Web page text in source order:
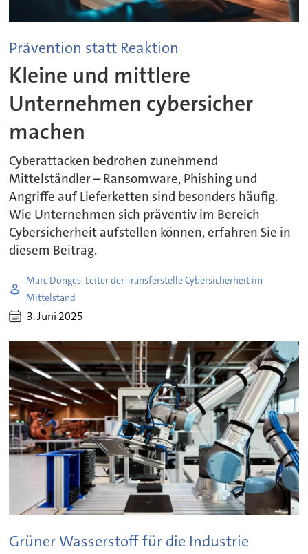
Prävention statt Reaktion
Kleine und mittlere
Unternehmen cybersicher
machen
Cyberattacken bedrohen zunehmend
Mittelständler – Ransomware, Phishing und
Angriffe auf Lieferketten sind besonders häufig.
Wie Unternehmen sich präventiv im Bereich
Cybersicherheit aufstellen können, erfahren Sie in
diesem Beitrag.
Marc Dönges, Leiter der Transferstelle Cybersicherheit im
Mittelstand
3. Juni 2025
Grüner Wasserstoff für die Industrie